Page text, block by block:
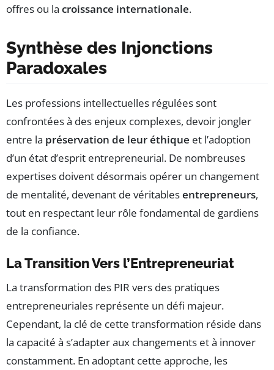
offres ou la croissance internationale.
Synthèse des Injonctions
Paradoxales
Les professions intellectuelles régulées sont
confrontées à des enjeux complexes, devoir jongler
entre la préservation de leur éthique et l’adoption
d’un état d’esprit entrepreneurial. De nombreuses
expertises doivent désormais opérer un changement
de mentalité, devenant de véritablesentrepreneurs,
tout en respectant leur rôle fondamental de gardiens
de la confiance.
La Transition Vers l’Entrepreneuriat
La transformation des PIR vers des pratiques
entrepreneuriales représente un défi majeur.
Cependant, la clé de cette transformation réside dans
la capacité à s’adapter aux changements et à innover
constamment. En adoptant cette approche, les